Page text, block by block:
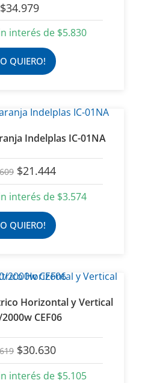
$34.979
interés de $5.830
QUIERO!
Indelplas IC-01NA
El
precio
original
$53.609.
$21.444El
precio
actual
$21.444.
interés de $3.574
QUIERO!
Horizontal y Vertical
CEF06
El
precio
original
$30.630El
precio
actual
interés de $5.105